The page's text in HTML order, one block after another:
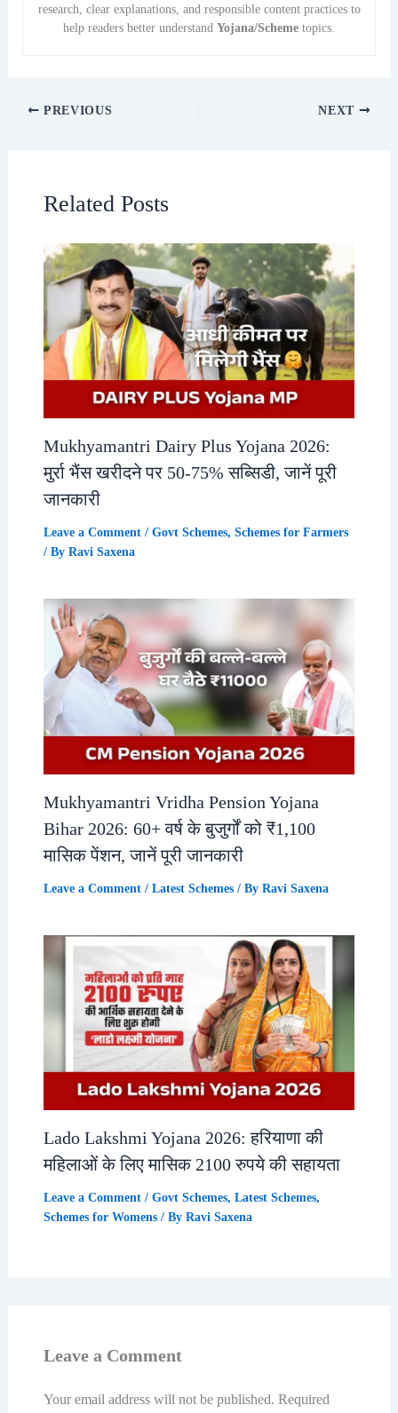
research, clear explanations, and responsible content practices to
help readers better understand Yojana/Scheme topics.
PREVIOUS NEXT
Related Posts
Mukhyamantri Dairy Plus Yojana 2026:
मुर्रा भैंस खरीदने पर 50-75% सब्सिडी, जानें पूरी
जानकारी
Leave a Comment / Govt Schemes, Schemes for Farmers
/ By Ravi Saxena
Mukhyamantri Vridha Pension Yojana
Bihar 2026: 60+ वर्ष के बुजुर्गों को ₹1,100
मासिक पेंशन, जानें पूरी जानकारी
Leave a Comment / Latest Schemes/ By Ravi Saxena
Lado Lakshmi Yojana 2026: हरियाणा की
महिलाओं के लिए मासिक 2100 रुपये की सहायता
Leave a Comment / Govt Schemes, Latest Schemes,
Schemes for Womens/ By Ravi Saxena
Leave a Comment
Your email address will not be published. Required